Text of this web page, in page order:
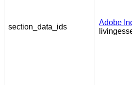
section_data_ids
Adobe